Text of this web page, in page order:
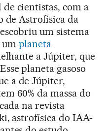
cientistas, com a
de Astrofísica da
um sistema
planeta
a Júpiter, que
planeta gasoso
a de Júpiter,
60% da massa do
na revista
astrofísica do IAA-